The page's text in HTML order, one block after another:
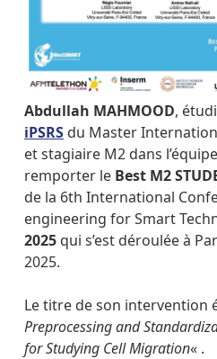
Abdullah MAHMOOD,
iPSRS du Master
et stagiaire M2 dans
remporter le Best M2
de la 6th International
engineering for Smart
2025 qui s’est déroulée à
2025.
Le titre de son intervention
Preprocessing and
for Studying Cell Migration« .